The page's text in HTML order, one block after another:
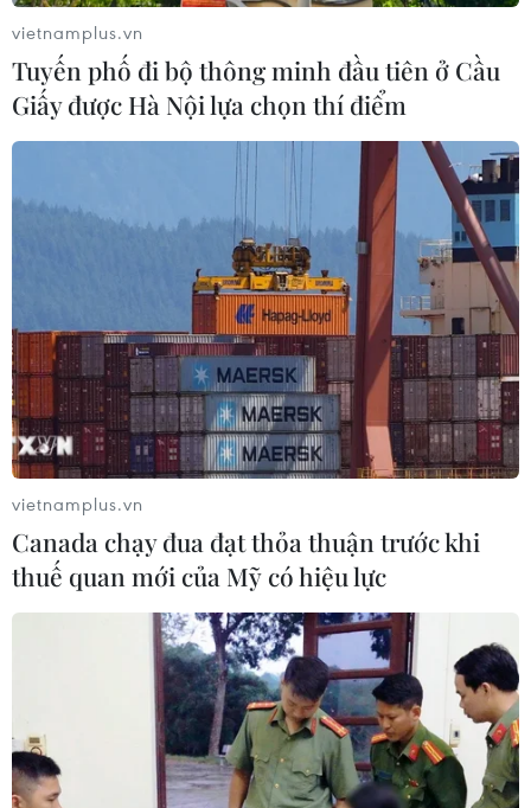
3 đối tượng thực hiện vụ trộm táo tợn tại
nhà thờ, lấy đi nhiều cổ vật
04/11/2019 12:51
Một số tay trộm đã cưa các chấn song sắt và đột nhập
vào nhà thờ ở Pháp, đánh cắp một số cổ vật quý hiếm
bằng vàng và bạc cùng một bức tranh Chúa Jesu vẽ từ
thế kỷ thứ 17 và một bộ sưu tập lễ phục.
vietnamplus.vn
Tuyến phố đi bộ thông minh đầu tiên ở Cầu
Giấy được Hà Nội lựa chọn thí điểm
vietnamplus.vn
Canada chạy đua đạt thỏa thuận trước khi
thuế quan mới của Mỹ có hiệu lực